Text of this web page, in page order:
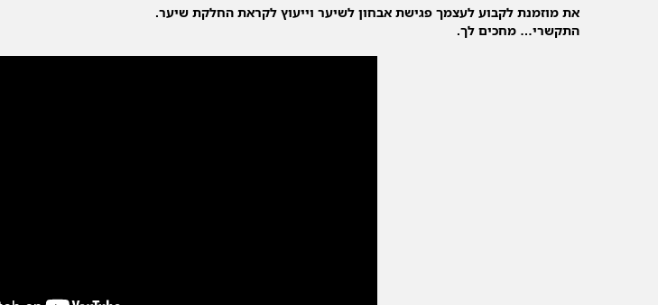
את מוזמנת לקבוע לעצמך פגישת אבחון לשיער וייעוץ לקראת החלקת שיער.
התקשרי… מחכים לך.